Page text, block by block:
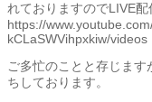
れておりますのでLIVE配
https://
kCLaSWVihpxkiw/videos
ご多忙のことと存じま
ちしております。